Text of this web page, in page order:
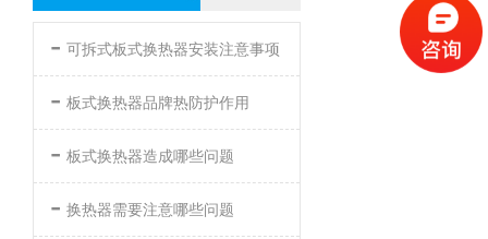
- 可拆式板式换热器安装注意事项
- 板式换热器品牌热防护作用
- 板式换热器造成哪些问题
- 换热器需要注意哪些问题